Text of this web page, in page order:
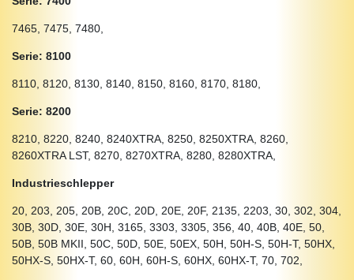
7465, 7475, 7480,
Serie: 8100
8110, 8120, 8130, 8140, 8150, 8160, 8170, 8180,
Serie: 8200
8210, 8220, 8240, 8240XTRA, 8250, 8250XTRA, 8260,
8260XTRA LST, 8270, 8270XTRA, 8280, 8280XTRA,
Industrieschlepper
20, 203, 205, 20B, 20C, 20D, 20E, 20F, 2135, 2203, 30, 302, 304,
30B, 30D, 30E, 30H, 3165, 3303, 3305, 356, 40, 40B, 40E, 50,
50B, 50B MKII, 50C, 50D, 50E, 50EX, 50H, 50H-S, 50H-T, 50HX,
50HX-S, 50HX-T, 60, 60H, 60H-S, 60HX, 60HX-T, 70, 702,